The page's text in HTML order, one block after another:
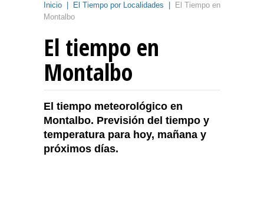
Inicio El Tiempo por Localidades
El Tiempo en
Montalbo
El tiempo en
Montalbo
El tiempo meteorológico en
Montalbo. Previsión del tiempo y
temperatura para hoy, mañana y
próximos días.